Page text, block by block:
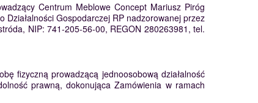
Centrum Meblowe Concept Mariusz Piróg
Gospodarczej RP nadzorowanej przez
NIP: 741-205-56-00, REGON 280263981, tel.
fizyczną prowadzącą jednoosobową działalność
prawną, dokonująca Zamówienia w ramach